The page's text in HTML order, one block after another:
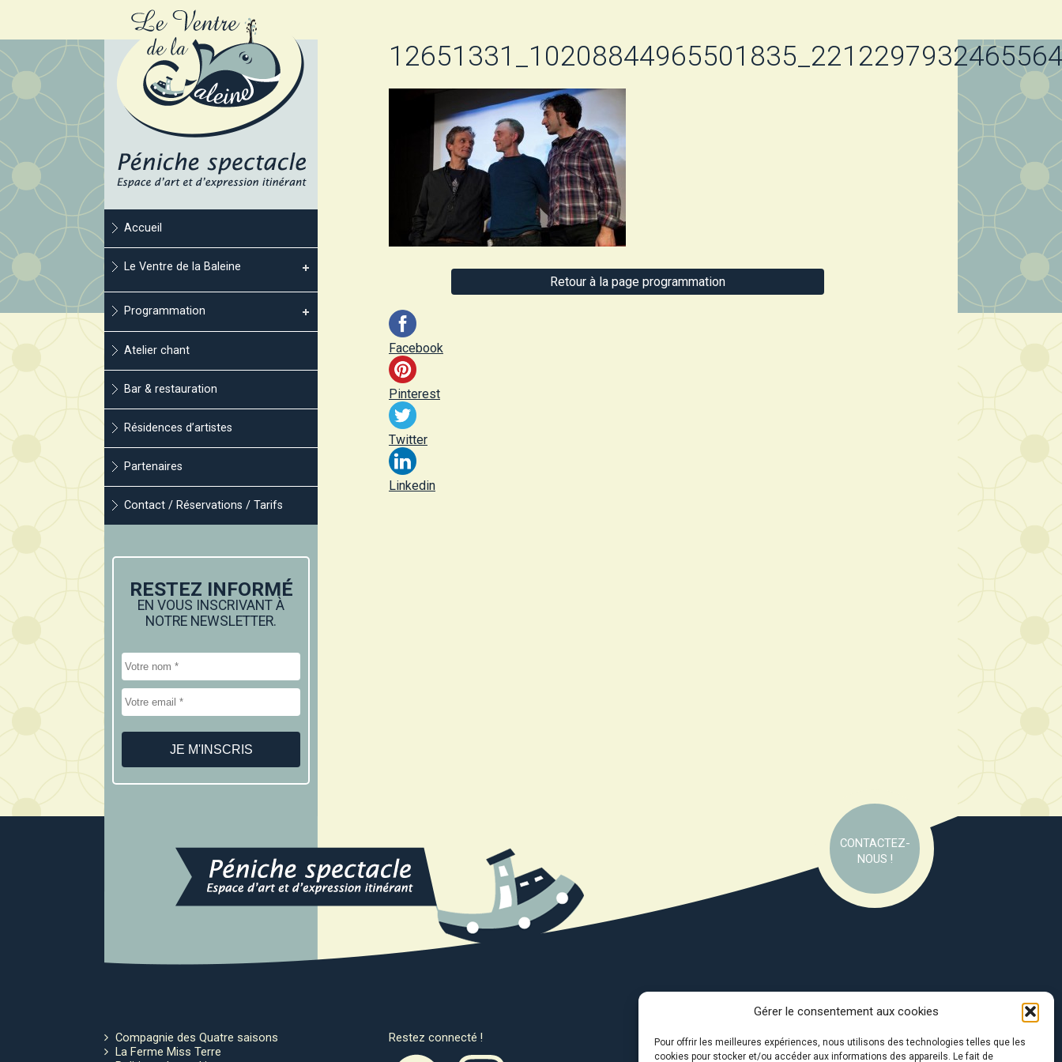
Gérer le consentement aux cookies
Pour offrir les meilleures expériences, nous utilisons des technologies telles que les
cookies pour stocker et/ou accéder aux informations des appareils. Le fait de
Accueil
Le Ventre de la Baleine
Programmation
Atelier chant
Bar & restauration
Résidences d’artistes
Partenaires
Contact / Réservations / Tarifs
RESTEZ INFORMÉ
EN VOUS INSCRIVANT À
NOTRE NEWSLETTER.
Retour à la page programmation
Facebook
Pinterest
Twitter
Linkedin
CONTACTEZ-
NOUS !
Compagnie des Quatre saisons
La Ferme Miss Terre
Restez connecté ! Avec le soutien de :